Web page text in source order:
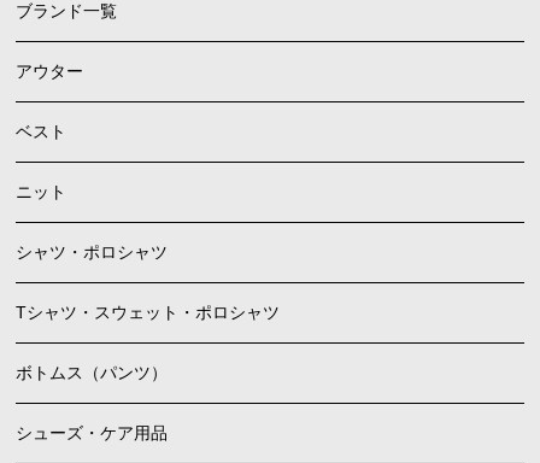
ブランド一覧
アウター
ベスト
ニット
シャツ・ポロシャツ
Tシャツ・スウェット・ポロシャツ
ボトムス（パンツ）
シューズ・ケア用品